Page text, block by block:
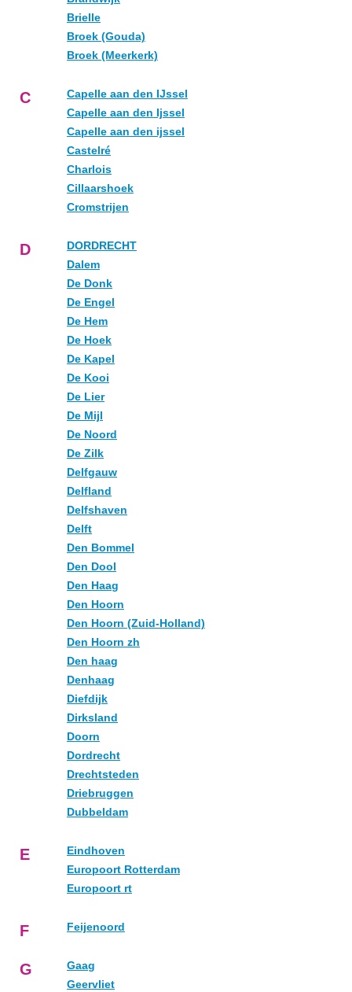
Brielle
Broek (Gouda)
Broek (Meerkerk)
C
Capelle aan den IJssel
Capelle aan den Ijssel
Capelle aan den ijssel
Castelré
Charlois
Cillaarshoek
Cromstrijen
D
DORDRECHT
Dalem
De Donk
De Engel
De Hem
De Hoek
De Kapel
De Kooi
De Lier
De Mijl
De Noord
De Zilk
Delfgauw
Delfland
Delfshaven
Delft
Den Bommel
Den Dool
Den Haag
Den Hoorn
Den Hoorn (Zuid-Holland)
Den Hoorn zh
Den haag
Denhaag
Diefdijk
Dirksland
Doorn
Dordrecht
Drechtsteden
Driebruggen
Dubbeldam
E
Eindhoven
Europoort Rotterdam
Europoort rt
F Feijenoord
G
Gaag
Geervliet